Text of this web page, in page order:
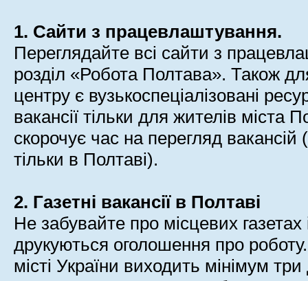
1. Сайти з працевлаштування.
Переглядайте всі сайти з
розділ «Робота Полтава». Також
центру є вузькоспеціалізовані
вакансії тільки для жителів міста
скорочує час на перегляд вакансій
тільки в Полтаві).
2. Газетні вакансії в Полтаві
Не забувайте про місцевих
друкуються оголошення про
місті України виходить мінімум